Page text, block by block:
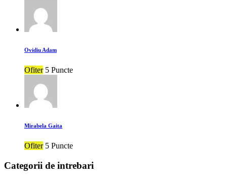
Ovidiu Adam
Ofiter 5 Puncte
Mirabela Gaita
Ofiter 5 Puncte
Categorii de intrebari